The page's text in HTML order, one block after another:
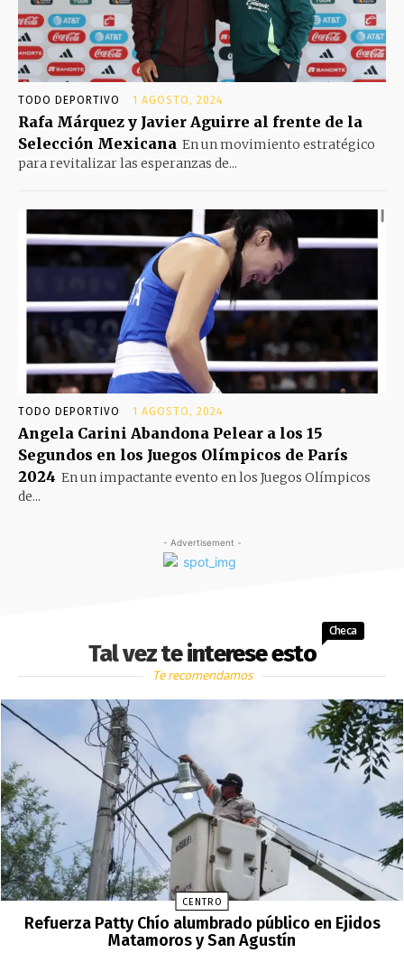
TODO DEPORTIVO 1 AGOSTO, 2024
Rafa Márquez y Javier Aguirre al frente de la
Selección Mexicana En un movimiento estratégico
para revitalizar las esperanzas de...
TODO DEPORTIVO 1 AGOSTO, 2024
Angela Carini Abandona Pelear a los 15
Segundos en los Juegos Olímpicos de París
2024 En un impactante evento en los Juegos Olímpicos
de...
- Advertisement -
Tal vez te interese esto
Checa
Te recomendamos
CENTRO
Refuerza Patty Chío alumbrado público en Ejidos
Matamoros y San Agustín